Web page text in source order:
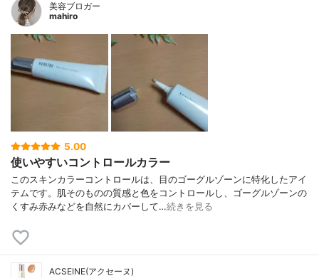
美容ブロガー
mahiro
5.00
使いやすいコントロールカラー
このスキンカラーコントロールは、目のゴーグルゾーンに特化したアイ
テムです。肌そのものの質感と色をコントロールし、ゴーグルゾーンの
くすみ赤みなどを自然にカバーして…続きを見る
ACSEINE(アクセーヌ)